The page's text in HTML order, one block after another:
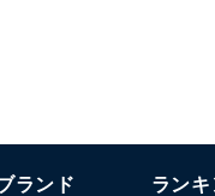
ランド ラン